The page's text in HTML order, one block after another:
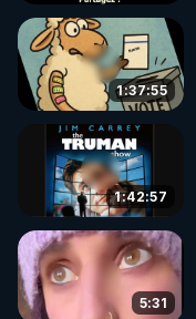
1:37:55
1:42:57
5:31